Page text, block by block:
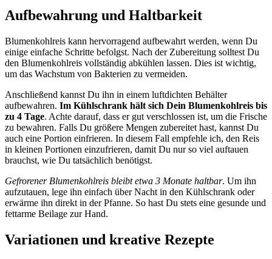
Aufbewahrung und Haltbarkeit
Blumenkohlreis kann hervorragend aufbewahrt werden, wenn Du
einige einfache Schritte befolgst. Nach der Zubereitung solltest Du
den Blumenkohlreis vollständig abkühlen lassen. Dies ist wichtig,
um das Wachstum von Bakterien zu vermeiden.
Anschließend kannst Du ihn in einem luftdichten Behälter
aufbewahren. Im Kühlschrank hält sich Dein Blumenkohlreis bis
zu 4 Tage. Achte darauf, dass er gut verschlossen ist, um die Frische
zu bewahren. Falls Du größere Mengen zubereitet hast, kannst Du
auch eine Portion einfrieren. In diesem Fall empfehle ich, den Reis
in kleinen Portionen einzufrieren, damit Du nur so viel auftauen
brauchst, wie Du tatsächlich benötigst.
Gefrorener Blumenkohlreis bleibt etwa 3 Monate haltbar. Um ihn
aufzutauen, lege ihn einfach über Nacht in den Kühlschrank oder
erwärme ihn direkt in der Pfanne. So hast Du stets eine gesunde und
fettarme Beilage zur Hand.
Variationen und kreative Rezepte